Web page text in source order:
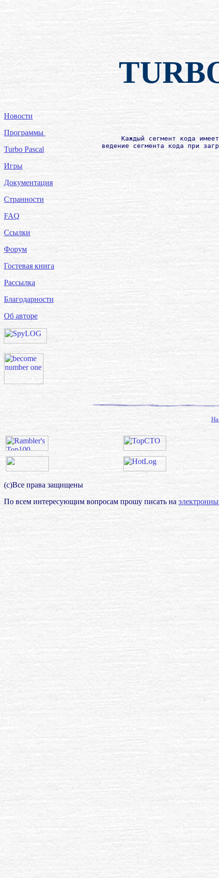
Новости
Программы
Turbo Pascal
Игры
Документация
Странности
FAQ
Ссылки
Форум
Гостевая книга
Рассылка
Благодарности
Об авторе
Каждый сегмент кода
ведение сегмента кода при
(с)Все права защищены
По всем интересующим вопросам прошу писать на